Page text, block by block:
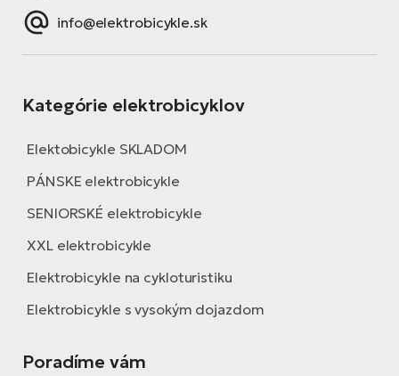
info@elektrobicykle.sk
Kategórie elektrobicyklov
Elektobicykle SKLADOM
PÁNSKE elektrobicykle
SENIORSKÉ elektrobicykle
XXL elektrobicykle
Elektrobicykle na cykloturistiku
Elektrobicykle s vysokým dojazdom
Poradíme vám